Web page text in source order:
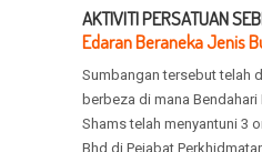
AKTIVITI PERSATUAN
Edaran Beraneka Jenis
Sumbangan tersebut telah
berbeza di mana Bendahari
Shams telah menyantuni 3
Bhd di Pejabat